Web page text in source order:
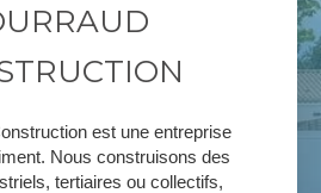
est une entreprise
Nous construisons des
tertiaires ou collectifs,